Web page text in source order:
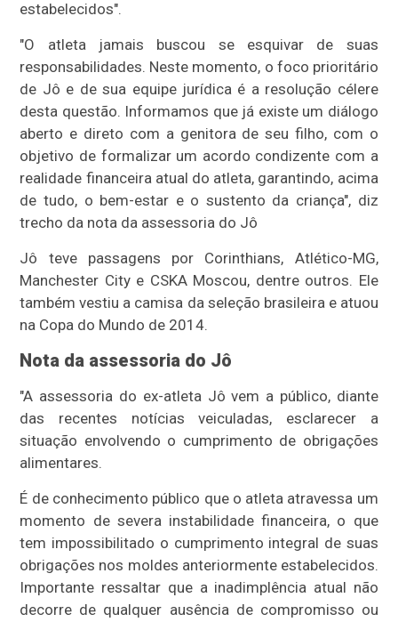
estabelecidos".
"O atleta jamais buscou se esquivar de suas
responsabilidades. Neste momento, o foco prioritário
de Jô e de sua equipe jurídica é a resolução célere
desta questão. Informamos que já existe um diálogo
aberto e direto com a genitora de seu filho, com o
objetivo de formalizar um acordo condizente com a
realidade financeira atual do atleta, garantindo, acima
de tudo, o bem-estar e o sustento da criança", diz
trecho da nota da assessoria do Jô
Jô teve passagens por Corinthians, Atlético-MG,
Manchester City e CSKA Moscou, dentre outros. Ele
também vestiu a camisa da seleção brasileira e atuou
na Copa do Mundo de 2014.
Nota da assessoria do Jô
"A assessoria do ex-atleta Jô vem a público, diante
das recentes notícias veiculadas, esclarecer a
situação envolvendo o cumprimento de obrigações
alimentares.
É de conhecimento público que o atleta atravessa um
momento de severa instabilidade financeira, o que
tem impossibilitado o cumprimento integral de suas
obrigações nos moldes anteriormente estabelecidos.
Importante ressaltar que a inadimplência atual não
decorre de qualquer ausência de compromisso ou